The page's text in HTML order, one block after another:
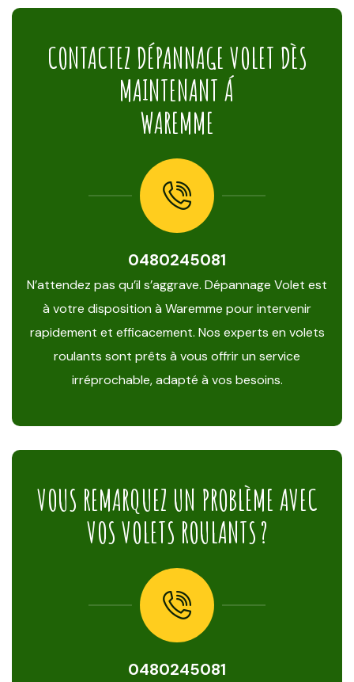
CONTACTEZ DÉPANNAGE VOLET DÈS
MAINTENANT Á
WAREMME
0480245081
N’attendez pas qu’il s’aggrave. Dépannage Volet est
à votre disposition à Waremme pour intervenir
rapidement et efficacement. Nos experts en volets
roulants sont prêts à vous offrir un service
irréprochable, adapté à vos besoins.
VOUS REMARQUEZ UN PROBLÈME AVEC
VOS VOLETS ROULANTS ?
0480245081